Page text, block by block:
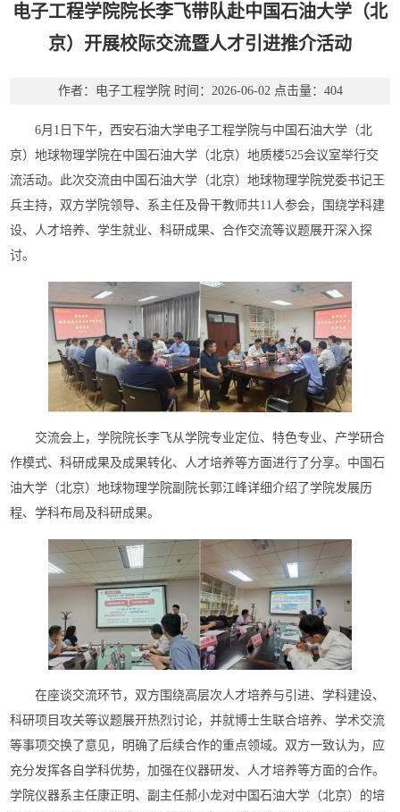
电子工程学院院长李飞带队赴中国石油大学（北
京）开展校际交流暨人才引进推介活动
作者：电子工程学院 时间：2026-06-02 点击量： 404
6月1日下午，西安石油大学电子工程学院与中国石油大学（北
京）地球物理学院在中国石油大学（北京）地质楼525会议室举行交
流活动。此次交流由中国石油大学（北京）地球物理学院党委书记王
兵主持，双方学院领导、系主任及骨干教师共11人参会，围绕学科建
设、人才培养、学生就业、科研成果、合作交流等议题展开深入探
讨。
交流会上，学院院长李飞从学院专业定位、特色专业、产学研合
作模式、科研成果及成果转化、人才培养等方面进行了分享。中国石
油大学（北京）地球物理学院副院长郭江峰详细介绍了学院发展历
程、学科布局及科研成果。
在座谈交流环节，双方围绕高层次人才培养与引进、学科建设、
科研项目攻关等议题展开热烈讨论，并就博士生联合培养、学术交流
等事项交换了意见，明确了后续合作的重点领域。双方一致认为，应
充分发挥各自学科优势，加强在仪器研发、人才培养等方面的合作。
学院仪器系主任康正明、副主任郝小龙对中国石油大学（北京）的培